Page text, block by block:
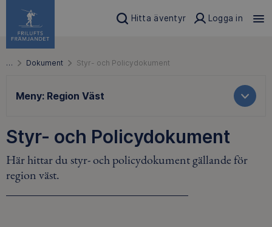
Hitta äventyr Logga in
… Dokument Styr- och Policydokument
Meny: Region Väst
Styr- och Policydokument
Här hittar du styr- och policydokument gällande för
region väst.